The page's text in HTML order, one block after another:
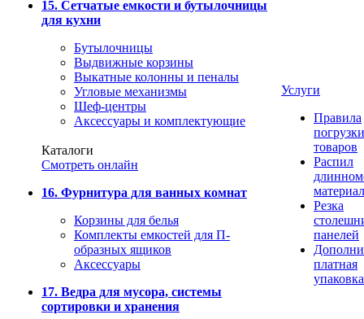
15. Сетчатые емкости и бутылочницы
для кухни
Бутылочницы
Выдвижные корзины
Выкатные колонны и пеналы
Угловые механизмы
Шеф-центры
Аксессуары и комплектующие
Каталоги
Смотреть онлайн
16. Фурнитура для ванных комнат
Корзины для белья
Комплекты емкостей для П-
образных ящиков
Аксессуары
17. Ведра для мусора, системы
сортировки и хранения
Услуги
Правила
погрузки
товаров
Распил
Резка
панелей
платная
упаковка